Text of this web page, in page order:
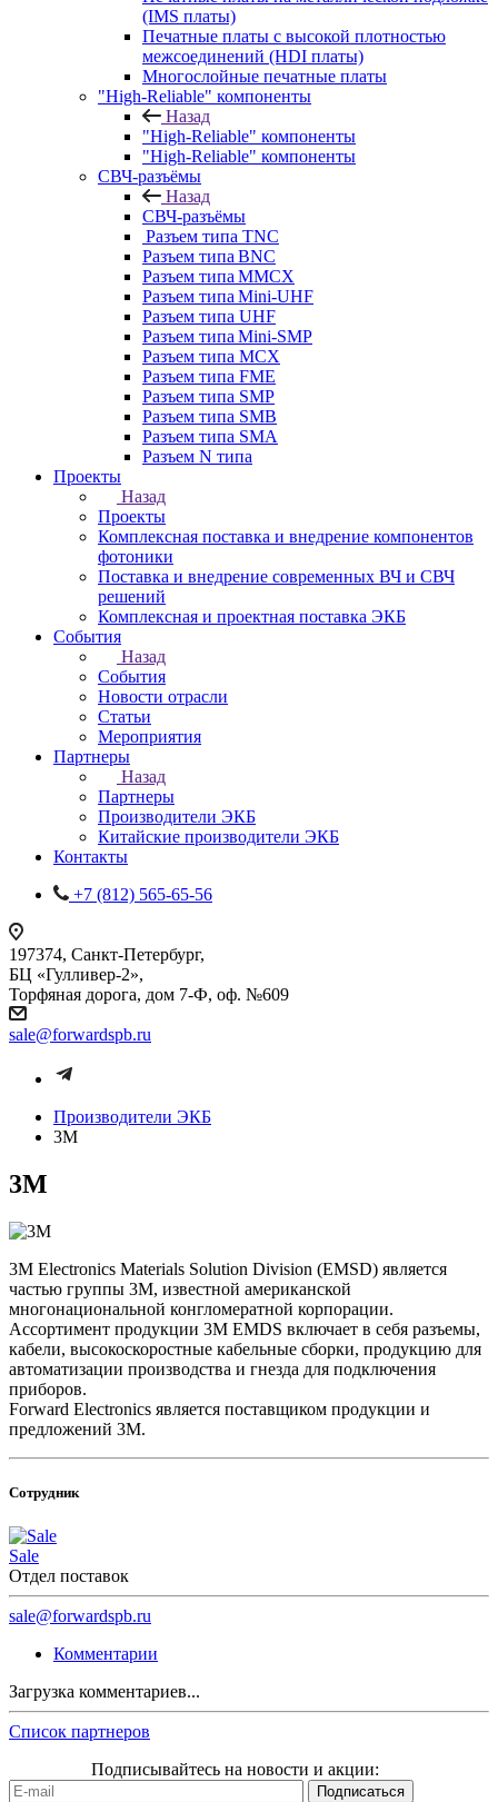
(IMS платы)
Печатные платы с высокой плотностью
межсоединений (HDI платы)
Многослойные печатные платы
"High-Reliable" компоненты
Назад
"High-Reliable" компоненты
"High-Reliable" компоненты
СВЧ-разъёмы
Назад
СВЧ-разъёмы
Разъем типа TNC
Разъем типа BNC
Разъем типа MMCX
Разъем типа Mini-UHF
Разъем типа UHF
Разъем типа Mini-SMP
Разъем типа MCX
Разъем типа FME
Разъем типа SMP
Разъем типа SMB
Разъем типа SMA
Разъем N типа
Проекты
Назад
Проекты
Комплексная поставка и внедрение компонентов
фотоники
Поставка и внедрение современных ВЧ и СВЧ
решений
Комплексная и проектная поставка ЭКБ
События
Назад
События
Новости отрасли
Статьи
Мероприятия
Партнеры
Назад
Партнеры
Производители ЭКБ
Китайские производители ЭКБ
Контакты
+7 (812) 565-65-56
197374, Санкт-Петербург,
БЦ «Гулливер-2»,
Торфяная дорога, дом 7-Ф, оф. №609
sale@forwardspb.ru
Производители ЭКБ
3M
3M
3M Electronics Materials Solution Division (EMSD) является
частью группы 3M, известной американской
многонациональной конгломератной корпорации.
Ассортимент продукции 3M EMDS включает в себя разъемы,
кабели, высокоскоростные кабельные сборки, продукцию для
автоматизации производства и гнезда для подключения
приборов.
Forward Electronics является поставщиком продукции и
предложений 3M.
Сотрудник
Sale
Отдел поставок
sale@forwardspb.ru
Комментарии
Загрузка комментариев...
Список партнеров
Подписывайтесь на новости и акции: